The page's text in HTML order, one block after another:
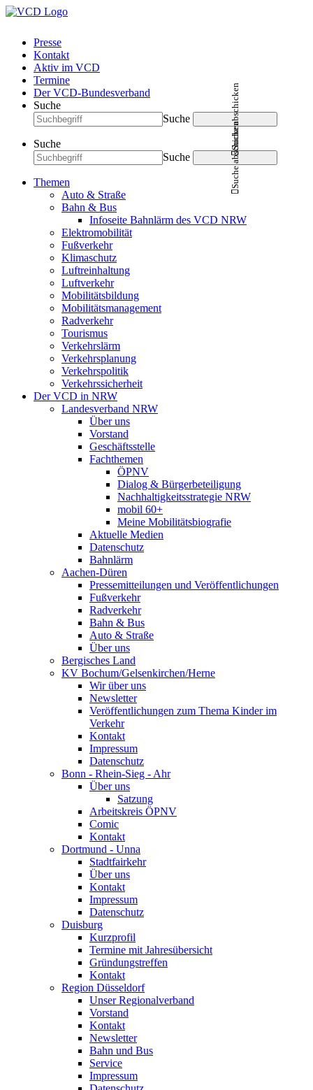
Presse
Kontakt
Aktiv im VCD
Termine
Der VCD-Bundesverband
Suche
Suche
Suche abschicken
Suche
Suche
Suche abschicken
Themen
Auto & Straße
Bahn & Bus
Infoseite Bahnlärm des VCD NRW
Elektromobilität
Fußverkehr
Klimaschutz
Luftreinhaltung
Luftverkehr
Mobilitätsbildung
Mobilitätsmanagement
Radverkehr
Tourismus
Verkehrslärm
Verkehrsplanung
Verkehrspolitik
Verkehrssicherheit
Der VCD in NRW
Landesverband NRW
Über uns
Vorstand
Geschäftsstelle
Fachthemen
ÖPNV
Dialog & Bürgerbeteiligung
Nachhaltigkeitsstrategie NRW
mobil 60+
Meine Mobilitätsbiografie
Aktuelle Medien
Datenschutz
Bahnlärm
Aachen-Düren
Pressemitteilungen und Veröffentlichungen
Fußverkehr
Radverkehr
Bahn & Bus
Auto & Straße
Über uns
Bergisches Land
KV Bochum/Gelsenkirchen/Herne
Wir über uns
Newsletter
Veröffentlichungen zum Thema Kinder im
Verkehr
Kontakt
Impressum
Datenschutz
Bonn - Rhein-Sieg - Ahr
Über uns
Satzung
Arbeitskreis ÖPNV
Comic
Kontakt
Dortmund - Unna
Stadtfairkehr
Über uns
Kontakt
Impressum
Datenschutz
Duisburg
Kurzprofil
Termine mit Jahresübersicht
Gründungstreffen
Kontakt
Region Düsseldorf
Unser Regionalverband
Vorstand
Kontakt
Newsletter
Bahn und Bus
Service
Impressum